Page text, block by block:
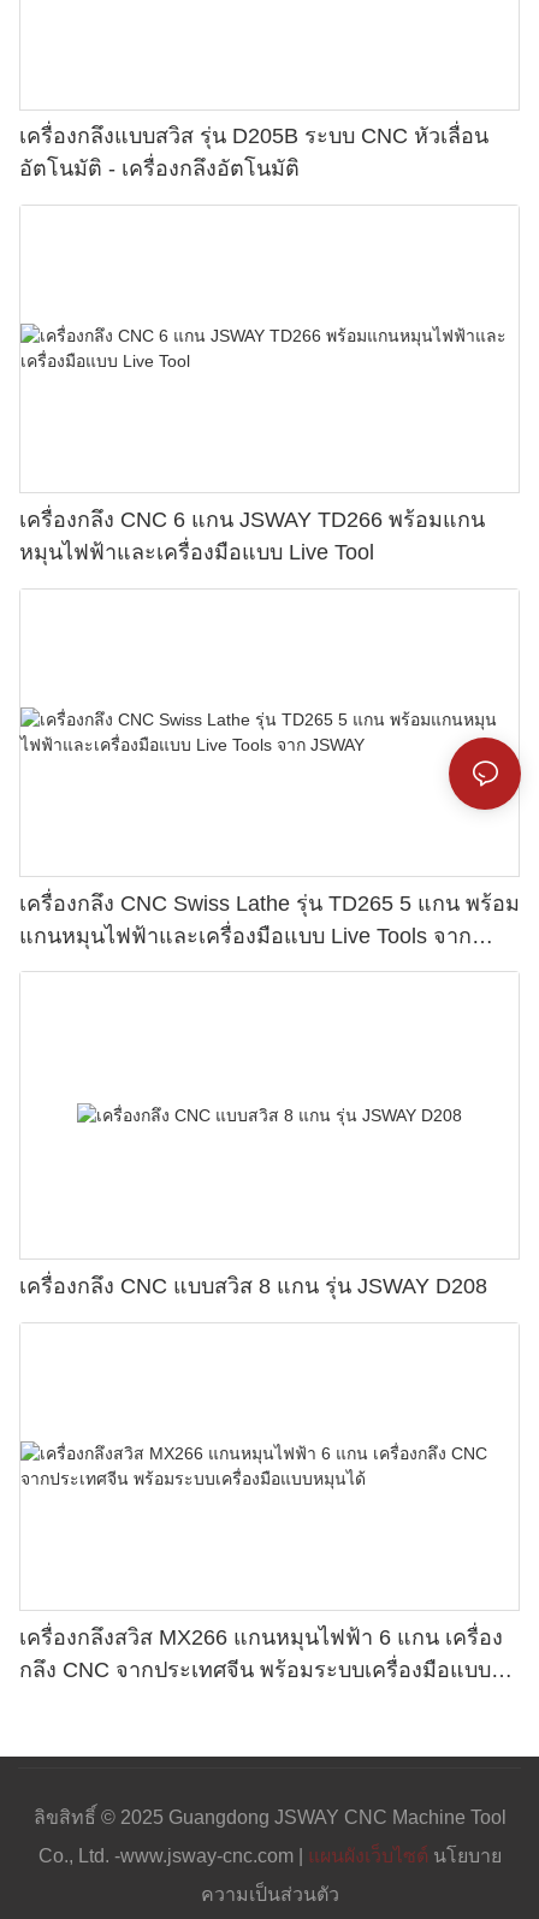
เครื่องกลึงแบบสวิส รุ่น D205B ระบบ CNC หัวเลื่อน
อัตโนมัติ - เครื่องกลึงอัตโนมัติ
เครื่องกลึง CNC 6 แกน JSWAY TD266 พร้อมแกน
หมุนไฟฟ้าและเครื่องมือแบบ Live Tool
เครื่องกลึง CNC Swiss Lathe รุ่น TD265 5 แกน พร้อม
แกนหมุนไฟฟ้าและเครื่องมือแบบ Live Tools จาก
JSWAY
เครื่องกลึง CNC แบบสวิส 8 แกน รุ่น JSWAY D208
เครื่องกลึงสวิส MX266 แกนหมุนไฟฟ้า 6 แกน เครื่อง
กลึง CNC จากประเทศจีน พร้อมระบบเครื่องมือแบบ
ลิขสิทธิ์ © 2025 Guangdong JSWAY CNC Machine Tool
Co., Ltd. -www.jsway-cnc.com |
แผนผังเว็บไซต์ นโยบาย
ความเป็นส่วนตัว